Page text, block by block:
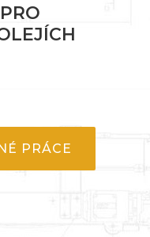
PRÁCE